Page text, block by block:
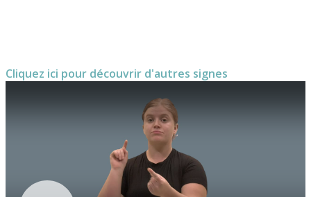
Cliquez ici pour découvrir d'autres signes